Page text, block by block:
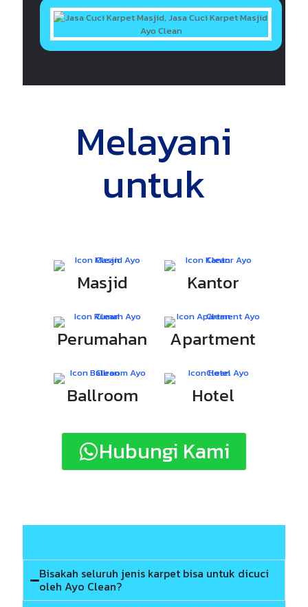
Melayani
untuk
Masjid Kantor
Perumahan Apartment
Ballroom Hotel
Hubungi Kami
Bisakah seluruh jenis karpet bisa untuk dicuci
oleh Ayo Clean?